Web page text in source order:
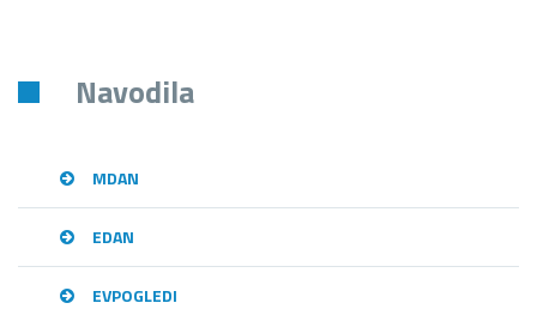
Navodila
MDAN
EDAN
EVPOGLEDI